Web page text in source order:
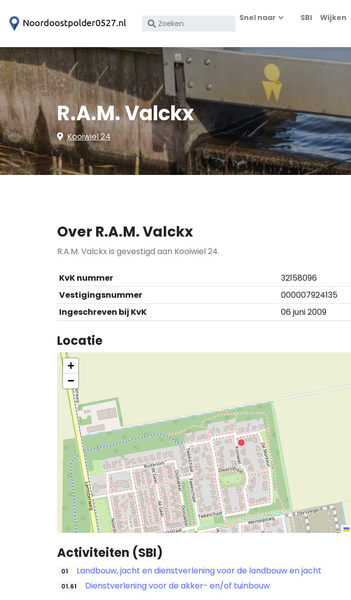
Zoek
bedrijfsnaam
of
nummer
Snel naar SBI Wijken
R.A.M. Valckx
Kooiwiel 24
Over R.A.M. Valckx
R.A.M. Valckx is gevestigd aan Kooiwiel 24.
KvK nummer
32158096
Vestigingsnummer
000007924135
Ingeschreven bij KvK
06 juni 2009
Locatie
+
−
Activiteiten (SBI)
01 Landbouw, jacht en dienstverlening voor de landbouw en jacht
01.61 Dienstverlening voor de akker- en/of tuinbouw